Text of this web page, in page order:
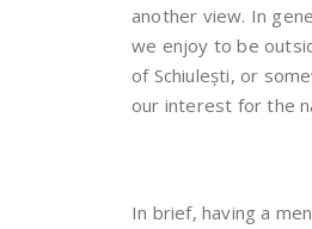
another view. In
we enjoy to be
of Schiulești, or
our interest for the
In brief, having a